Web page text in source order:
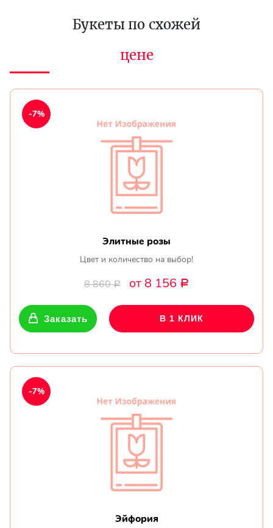
Букеты по схожей
цене
Элитные розы
Цвет и количество на выбор!
8 860Р от 8 156 Р
-7%
Заказать В 1 КЛИК
Эйфория
-7%